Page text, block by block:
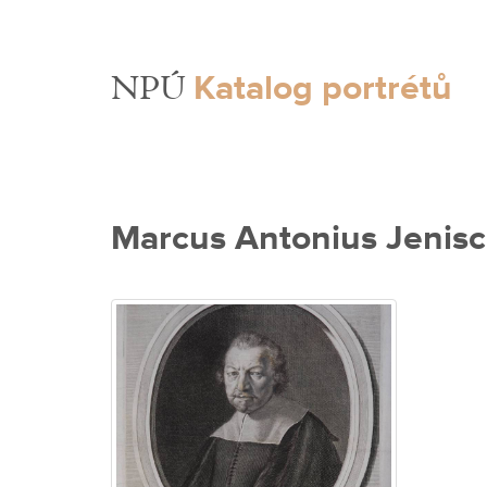
NPÚ Katalog portrétů
Marcus Antonius